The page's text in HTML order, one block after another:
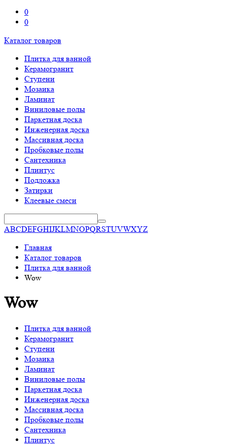
0
0
Каталог товаров
Плитка для ванной
Керамогранит
Ступени
Мозаика
Ламинат
Виниловые полы
Паркетная доска
Инженерная доска
Массивная доска
Пробковые полы
Сантехника
Плинтус
Подложка
Затирки
Клеевые смеси
ABCDEFGHIJKLMNOPQRSTUVWXYZ
Главная
Каталог товаров
Плитка для ванной
Wow
Wow
Плитка для ванной
Керамогранит
Ступени
Мозаика
Ламинат
Виниловые полы
Паркетная доска
Инженерная доска
Массивная доска
Пробковые полы
Сантехника
Плинтус